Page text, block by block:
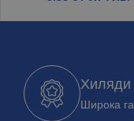
Хиляди
Широка